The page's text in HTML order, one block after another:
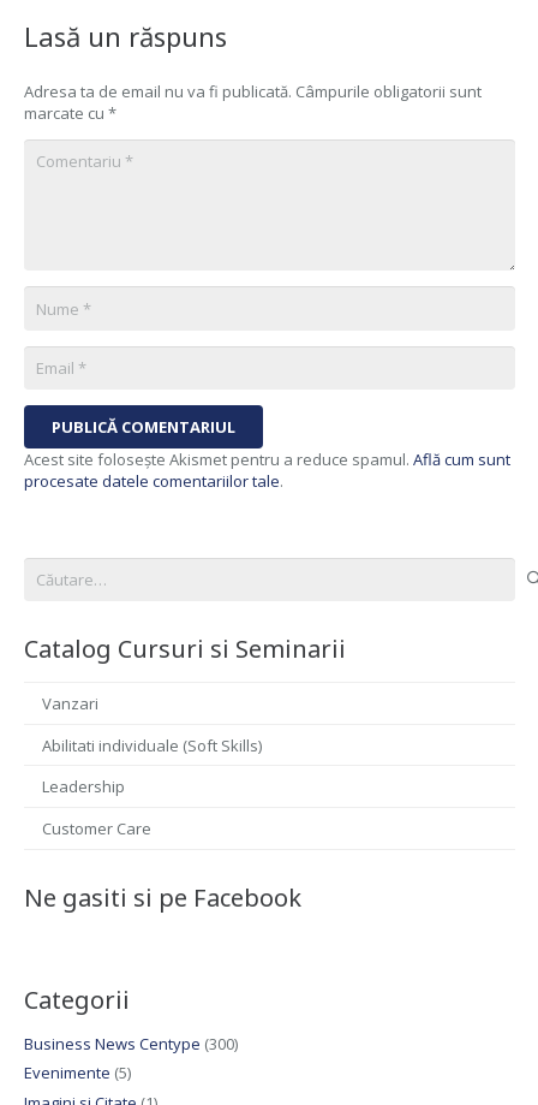
Lasă un răspuns
Adresa ta de email nu va fi publicată. Câmpurile obligatorii sunt
marcate cu *
PUBLICĂ COMENTARIUL
Acest site folosește Akismet pentru a reduce spamul. Află cum sunt
procesate datele comentariilor tale.
după:
Catalog Cursuri si Seminarii
Vanzari
Abilitati individuale (Soft Skills)
Leadership
Customer Care
Ne gasiti si pe Facebook
Categorii
Business News Centype (300)
Evenimente (5)